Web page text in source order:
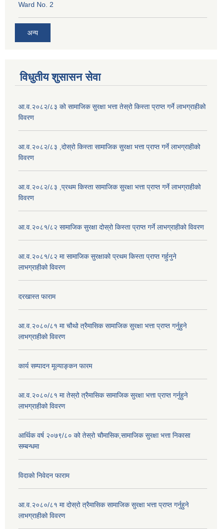
Ward No. 2
अन्य
विधुतीय शुसासन सेवा
आ.व.२०८२/८३ को सामाजिक सुरक्षा भत्ता तेस्रो किस्ता प्राप्त गर्ने लाभग्राहीको
विवरण
आ.व.२०८२/८३ ,दोस्रो किस्ता सामाजिक सुरक्षा भत्ता प्राप्त गर्ने लाभग्राहीको
विवरण
आ.व.२०८२/८३ ,प्रथम किस्ता सामाजिक सुरक्षा भत्ता प्राप्त गर्ने लाभग्राहीको
विवरण
आ.व.२०८१/८२ सामाजिक सुरक्षा दोस्रो किस्ता प्राप्त गर्ने लाभग्राहीको विवरण
आ.व.२०८१/८२ मा सामाजिक सुरक्षाको प्रथम किस्ता प्राप्त गर्हुनुने
लाभग्राहीको विवरण
दरखास्त फाराम
आ.व.२०८०/८१ मा चौथो त्रैमासिक सामाजिक सुरक्षा भत्ता प्राप्त गर्नुहुने
लाभग्राहीको विवरण
कार्य सम्पादन मूल्याङ्कन फारम
आ.व.२०८०/८१ मा तेस्रो त्रैमासिक सामाजिक सुरक्षा भत्ता प्राप्त गर्नुहुने
लाभग्राहीको विवरण
आर्थिक वर्ष २०७९/८० को तेस्रो चौमासिक,सामाजिक सुरक्षा भत्ता निकासा
सम्बन्धमा
विदाको निवेदन फाराम
आ.व.२०८०/८१ मा दोस्रो त्रैमासिक सामाजिक सुरक्षा भत्ता प्राप्त गर्नुहुने
लाभग्राहीको विवरण